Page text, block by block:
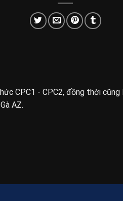
CPC1 - CPC2, đồng thời
AZ.